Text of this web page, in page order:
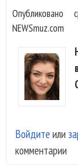
Опубликовано
NEWSmuz.com
Войдите или
комментарии